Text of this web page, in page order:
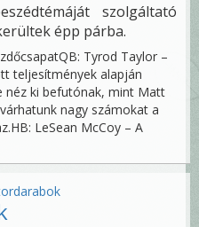
szolgáltató
épp párba.
Tyrod Taylor –
teljesítmények alapján
néz ki befutónak, mint Matt
nagy számokat a
LeSean McCoy – A